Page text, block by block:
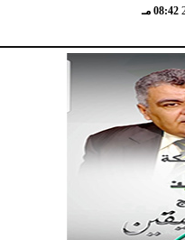
08:42 مـ